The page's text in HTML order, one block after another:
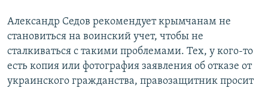
Александр Седов рекомендует крымчанам не
становиться на воинский учет, чтобы не
сталкиваться с такими проблемами. Тех, у кого-то
есть копия или фотография заявления об отказе от
украинского гражданства, правозащитник просит